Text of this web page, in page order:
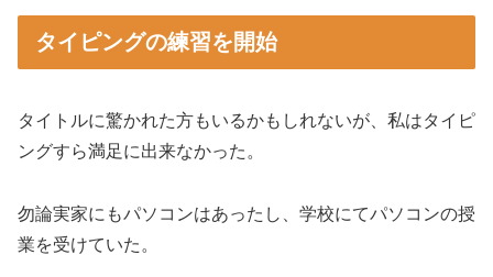
タイピングの練習を開始
タイトルに驚かれた方もいるかもしれないが、私はタイピ
ングすら満足に出来なかった。
勿論実家にもパソコンはあったし、学校にてパソコンの授
業を受けていた。